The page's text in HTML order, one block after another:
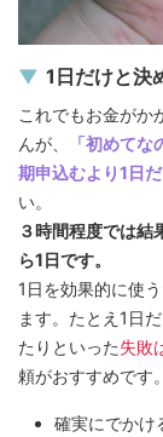
1日だけと決
これでもお金がか
んが、
「初めて
期申込むより1日だ
い。
３時間程度では結
ら1日です。
1日を効果的に使
ます。たとえ1日
たりといった失敗
頼がおすすめです。
確実にでかけ